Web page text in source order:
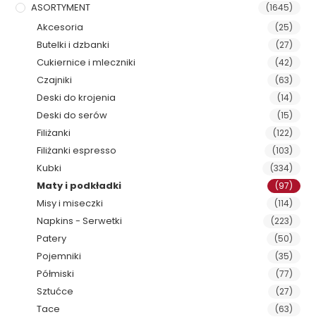
ASORTYMENT (1645)
Akcesoria (25)
Butelki i dzbanki (27)
Cukiernice i mleczniki (42)
Czajniki (63)
Deski do krojenia (14)
Deski do serów (15)
Filiżanki (122)
Filiżanki espresso (103)
Kubki (334)
Maty i podkładki (97)
Misy i miseczki (114)
Napkins - Serwetki (223)
Patery (50)
Pojemniki (35)
Półmiski (77)
Sztućce (27)
Tace (63)